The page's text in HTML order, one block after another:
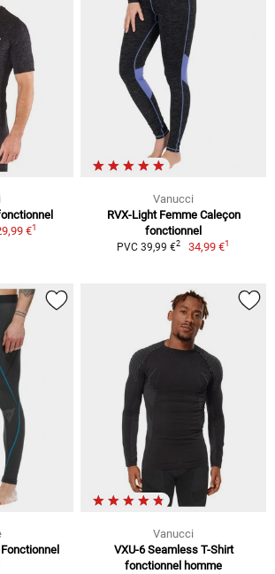
€1
Vanucci
RVX-Light Femme Caleçon
fonctionnel
PVC 39,99 €2 34,99 €1
Vanucci
VXU-6 Seamless T-Shirt
fonctionnel homme